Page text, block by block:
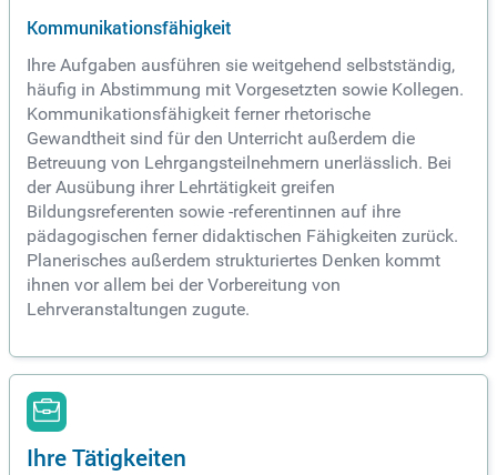
Kommunikationsfähigkeit
Ihre Aufgaben ausführen sie weitgehend selbstständig,
häufig in Abstimmung mit Vorgesetzten sowie Kollegen.
Kommunikationsfähigkeit ferner rhetorische
Gewandtheit sind für den Unterricht außerdem die
Betreuung von Lehrgangsteilnehmern unerlässlich. Bei
der Ausübung ihrer Lehrtätigkeit greifen
Bildungsreferenten sowie -referentinnen auf ihre
pädagogischen ferner didaktischen Fähigkeiten zurück.
Planerisches außerdem strukturiertes Denken kommt
ihnen vor allem bei der Vorbereitung von
Lehrveranstaltungen zugute.
Ihre Tätigkeiten